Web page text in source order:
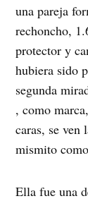
una pareja
rechoncho,
protector y
hubiera sido
segunda
, como
caras, se
mismito
Ella fue una